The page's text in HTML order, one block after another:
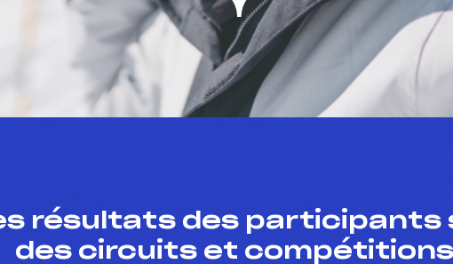
résultats des participants
des circuits et